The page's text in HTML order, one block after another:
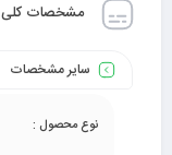
مشخصات کلی
سایر مشخصات
نوع محصول :